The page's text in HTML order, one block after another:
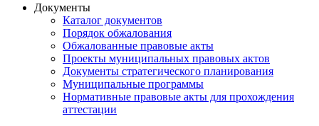
Документы
Каталог документов
Порядок обжалования
Обжалованные правовые акты
Проекты муниципальных правовых актов
Документы стратегического планирования
Муниципальные программы
Нормативные правовые акты для прохождения
аттестации